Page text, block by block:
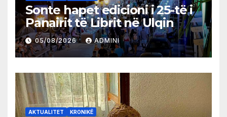
Sonte hapet edicioni i 25-të i
Panairit të Librit në Ulqin
05/08/2026 ADMINI
AKTUALITET KRONIKË